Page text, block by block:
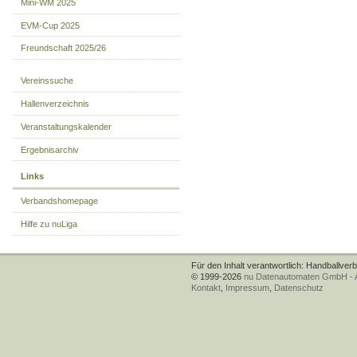
Mini-WM 2025
EVM-Cup 2025
Freundschaft 2025/26
Vereinssuche
Hallenverzeichnis
Veranstaltungskalender
Ergebnisarchiv
Links
Verbandshomepage
Hilfe zu nuLiga
Für den Inhalt verantwortlich:
© 1999-2026 nu Datenautomaten GmbH -
Kontakt Impressum Datenschutz